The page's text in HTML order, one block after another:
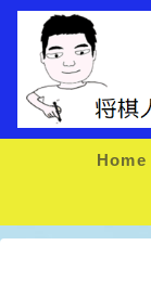
Home